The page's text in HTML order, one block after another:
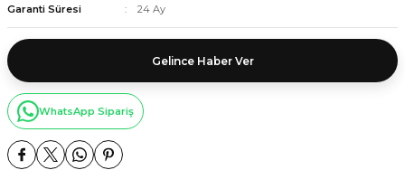
Garanti Süresi
24 Ay
Gelince Haber Ver
WhatsApp Sipariş